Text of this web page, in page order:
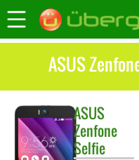
ASUS
ASUS
Zenfone
Selfie